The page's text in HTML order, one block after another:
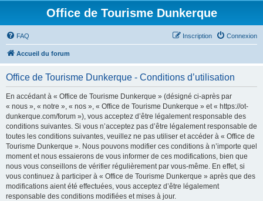
Office de Tourisme Dunkerque
FAQ Connexion
Inscription
Accueil du forum
Office de Tourisme Dunkerque - Conditions d’utilisation
En accédant à « Office de Tourisme Dunkerque » (désigné ci-après par
« nous », « notre », « nos », « Office de Tourisme Dunkerque » et « https://ot-
dunkerque.com/forum »), vous acceptez d’être légalement responsable des
conditions suivantes. Si vous n’acceptez pas d’être légalement responsable de
toutes les conditions suivantes, veuillez ne pas utiliser et accéder à « Office de
Tourisme Dunkerque ». Nous pouvons modifier ces conditions à n’importe quel
moment et nous essaierons de vous informer de ces modifications, bien que
nous vous conseillons de vérifier régulièrement par vous-même. En effet, si
vous continuez à participer à « Office de Tourisme Dunkerque » après que des
modifications aient été effectuées, vous acceptez d’être légalement
responsable des conditions modifiées et mises à jour.